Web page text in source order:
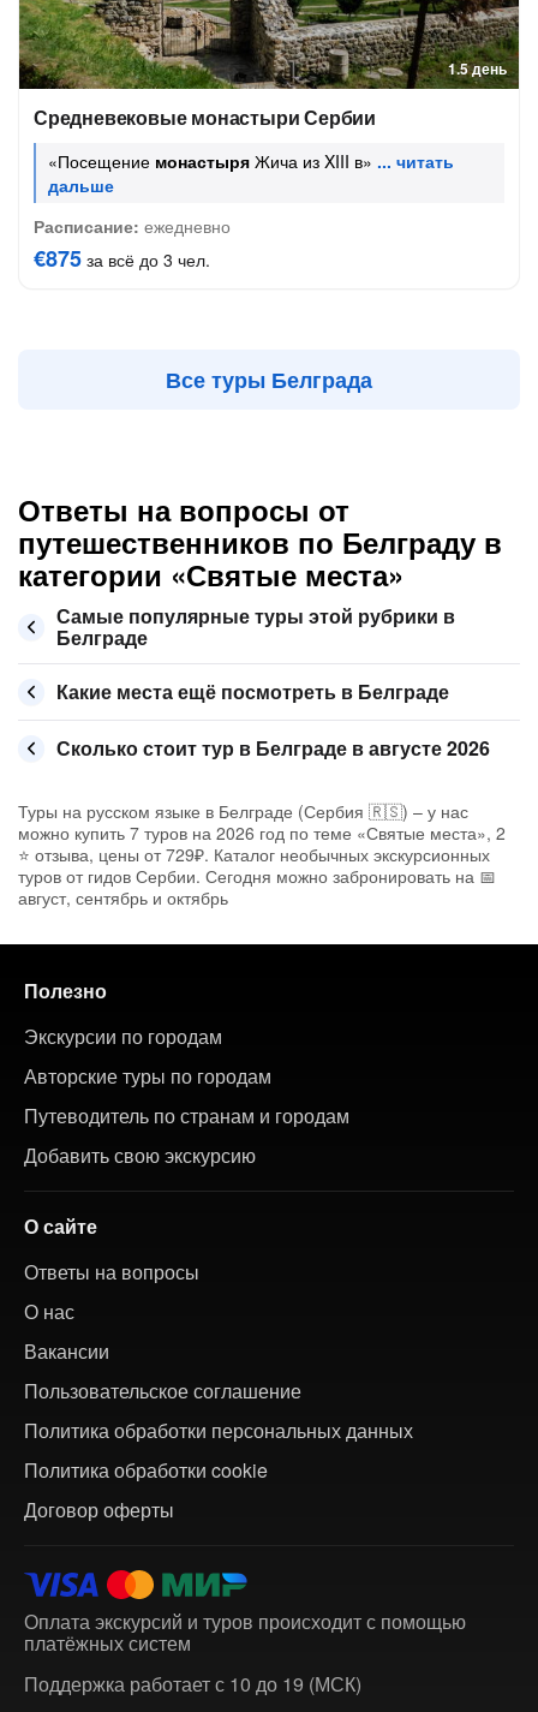
1.5 день
Средневековые монастыри Сербии
«Посещение монастыря Жича из XIII в»
Расписание: ежедневно
€875 за всё до 3 чел.
Все туры Белграда
Ответы на вопросы от
путешественников по Белграду в
категории «Святые места»
Самые популярные туры этой рубрики в
Белграде
Какие места ещё посмотреть в Белграде
Сколько стоит тур в Белграде в августе 2026
Туры на русском языке в Белграде (Сербия 🇷🇸) – у нас
можно купить 7 туров на 2026 год по теме «Святые места», 2
⭐ отзыва, цены от 729₽. Каталог необычных экскурсионных
туров от гидов Сербии. Сегодня можно забронировать на 📅
август, сентябрь и октябрь
Полезно
Экскурсии по городам
Авторские туры по городам
Путеводитель по странам и городам
Добавить свою экскурсию
О сайте
Ответы на вопросы
О нас
Вакансии
Пользовательское соглашение
Политика обработки персональных данных
Политика обработки cookie
Договор оферты
Оплата экскурсий и туров происходит с помощью
платёжных систем
Поддержка работает с 10 до 19 (МСК)